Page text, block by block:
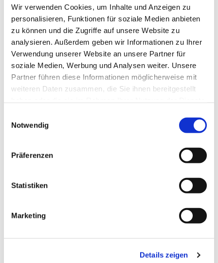
Wir verwenden Cookies, um Inhalte und Anzeigen zu
personalisieren, Funktionen für soziale Medien anbieten
zu können und die Zugriffe auf unsere Website zu
analysieren. Außerdem geben wir Informationen zu Ihrer
Verwendung unserer Website an unsere Partner für
soziale Medien, Werbung und Analysen weiter. Unsere
Partner führen diese Informationen möglicherweise mit
weiteren Daten zusammen, die Sie ihnen bereitgestellt
Notwendig
Präferenzen
Statistiken
Marketing
Details zeigen
In der Gertrud-Kapelle (durch den rechten Eingang)